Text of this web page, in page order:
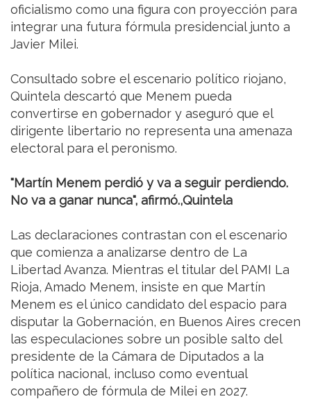
oficialismo como una figura con proyección para
integrar una futura fórmula presidencial junto a
Javier Milei.
Consultado sobre el escenario político riojano,
Quintela descartó que Menem pueda
convertirse en gobernador y aseguró que el
dirigente libertario no representa una amenaza
electoral para el peronismo.
"Martín Menem perdió y va a seguir perdiendo.
No va a ganar nunca", afirmó.,Quintela
Las declaraciones contrastan con el escenario
que comienza a analizarse dentro de La
Libertad Avanza. Mientras el titular del PAMI La
Rioja, Amado Menem, insiste en que Martín
Menem es el único candidato del espacio para
disputar la Gobernación, en Buenos Aires crecen
las especulaciones sobre un posible salto del
presidente de la Cámara de Diputados a la
política nacional, incluso como eventual
compañero de fórmula de Milei en 2027.